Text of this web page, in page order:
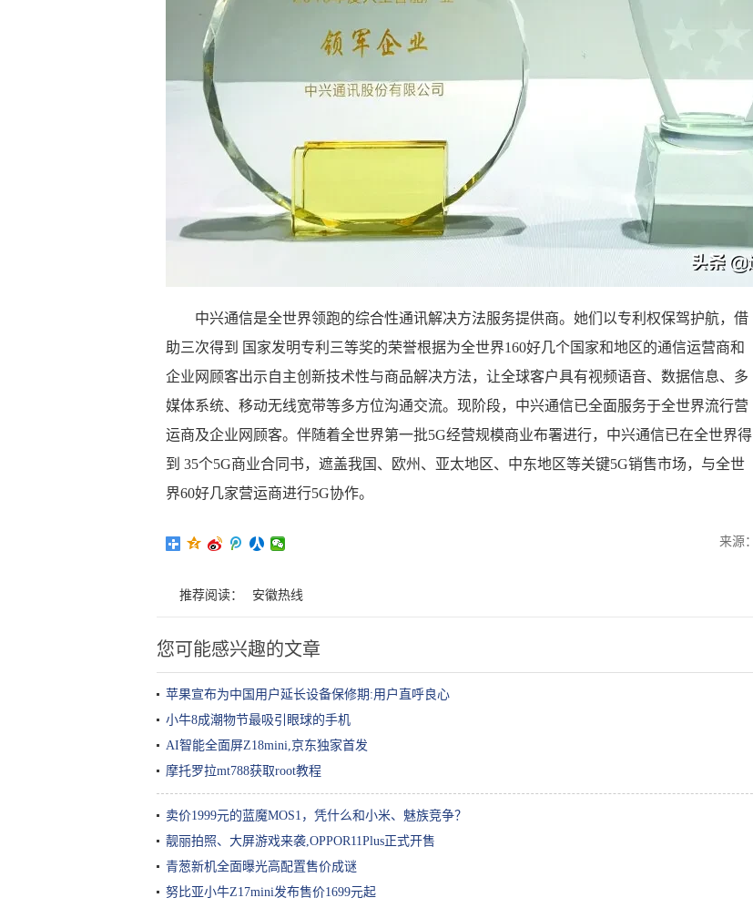
中兴通信是全世界领跑的综合性通讯解决方法服务提供商。她们以专利权保驾护航，借
助三次得到 国家发明专利三等奖的荣誉根据为全世界160好几个国家和地区的通信运营商和
企业网顾客出示自主创新技术性与商品解决方法，让全球客户具有视频语音、数据信息、多
媒体系统、移动无线宽带等多方位沟通交流。现阶段，中兴通信已全面服务于全世界流行营
运商及企业网顾客。伴随着全世界第一批5G经营规模商业布署进行，中兴通信已在全世界得
到 35个5G商业合同书，遮盖我国、欧州、亚太地区、中东地区等关键5G销售市场，与全世
界60好几家营运商进行5G协作。
来源：
推荐阅读： 安徽热线
您可能感兴趣的文章
苹果宣布为中国用户延长设备保修期:用户直呼良心
小牛8成潮物节最吸引眼球的手机
AI智能全面屏Z18mini,京东独家首发
摩托罗拉mt788获取root教程
卖价1999元的蓝魔MOS1，凭什么和小米、魅族竞争？
靓丽拍照、大屏游戏来袭,OPPOR11Plus正式开售
青葱新机全面曝光高配置售价成谜
努比亚小牛Z17mini发布售价1699元起